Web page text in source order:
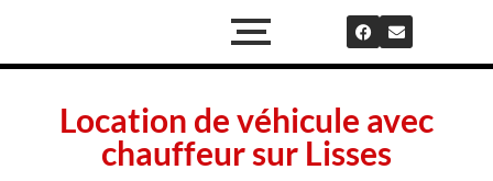
Location de véhicule avec
chauffeur sur Lisses